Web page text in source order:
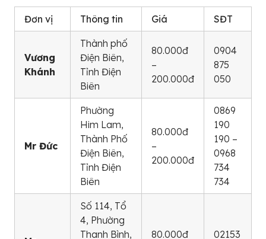
Đơn vị Thông tin Giá SĐT
Vương
Khánh
Thành phố
Điện Biên,
Tỉnh Điện
Biên
80.000đ
–
200.000đ
0904
875
050
Mr Đức
Phường
Him Lam,
Thành Phố
Điện Biên,
Tỉnh Điện
Biên
80.000đ
–
200.000đ
0869
190
190 –
0968
734
734
Số 114, Tổ
4, Phường
Thanh Bình,
80.000đ
02153